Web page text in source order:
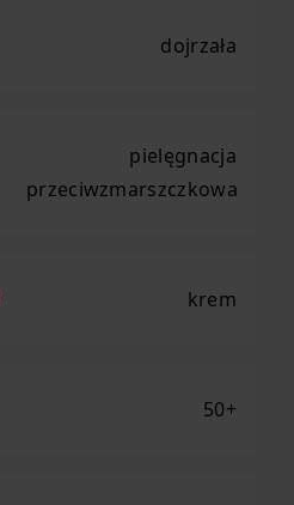
dojrzała
pielęgnacja
przeciwzmarszczkowa
krem
50+